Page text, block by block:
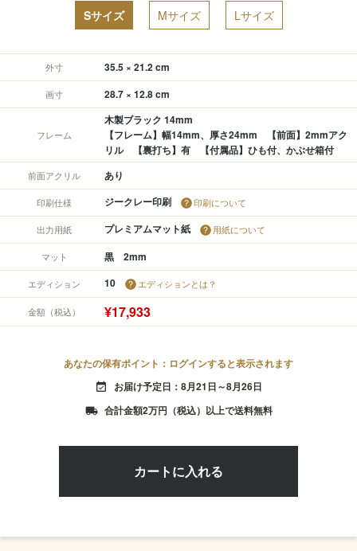
Sサイズ Mサイズ Lサイズ
外寸 35.5 × 21.2 cm
画寸 28.7 × 12.8 cm
フレーム
木製ブラック 14mm
【フレーム】幅14mm、厚さ24mm 【前面】2mmアク
リル 【裏打ち】有 【付属品】ひも付、かぶせ箱付
前面アクリル あり
印刷仕様 ジークレー印刷 印刷について
出力用紙 プレミアムマット紙 用紙について
マット 黒 2mm
エディション 10 エディションとは？
金額（税込） ¥17,933
あなたの保有ポイント：ログインすると表示されます
event_available お届け予定日：8月21日～8月26日
local_shipping 合計金額2万円（税込）以上で送料無料